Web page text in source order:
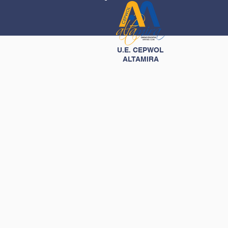
U.E. CEPWOL
ALTAMIRA